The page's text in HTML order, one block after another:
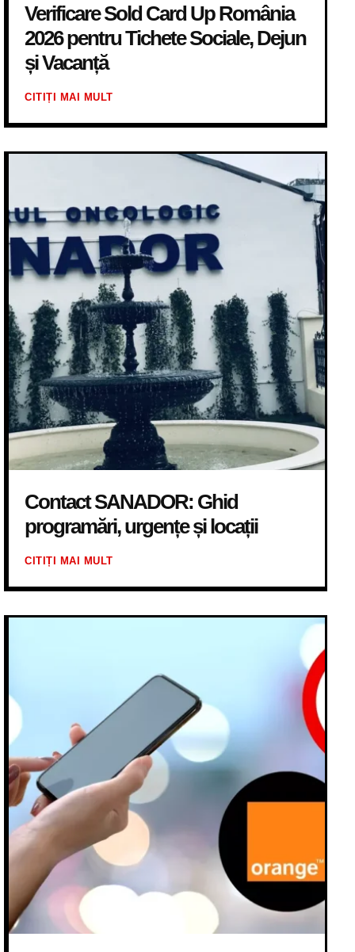
Verificare Sold Card Up România
2026 pentru Tichete Sociale, Dejun
și Vacanță
CITIȚI MAI MULT
Contact SANADOR: Ghid
programări, urgențe și locații
CITIȚI MAI MULT